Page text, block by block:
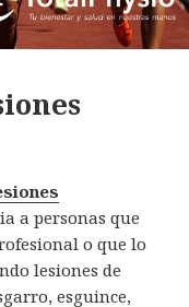
a personas que
o que lo
lesiones de
esguince,